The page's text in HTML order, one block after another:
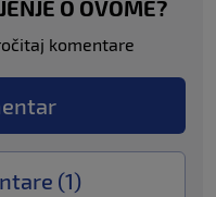
O OVOME?
komentare
(1)